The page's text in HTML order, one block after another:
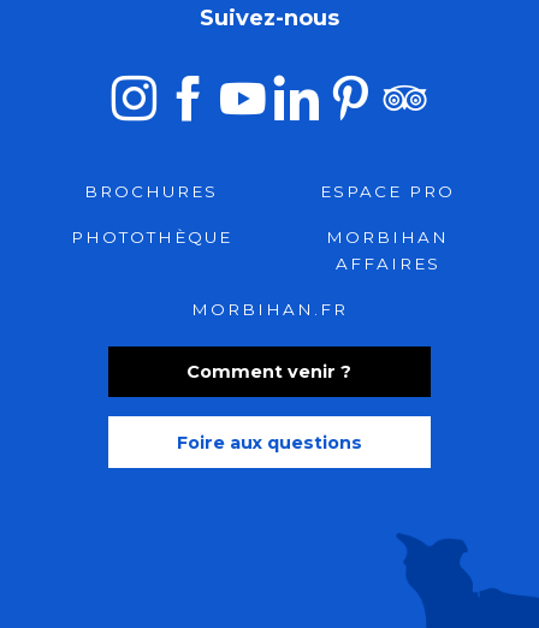
Comment venir ?
Foire aux questions
Suivez-nous
BROCHURES ESPACE PRO
PHOTOTHÈQUE
MORBIHAN
AFFAIRES
MORBIHAN.FR